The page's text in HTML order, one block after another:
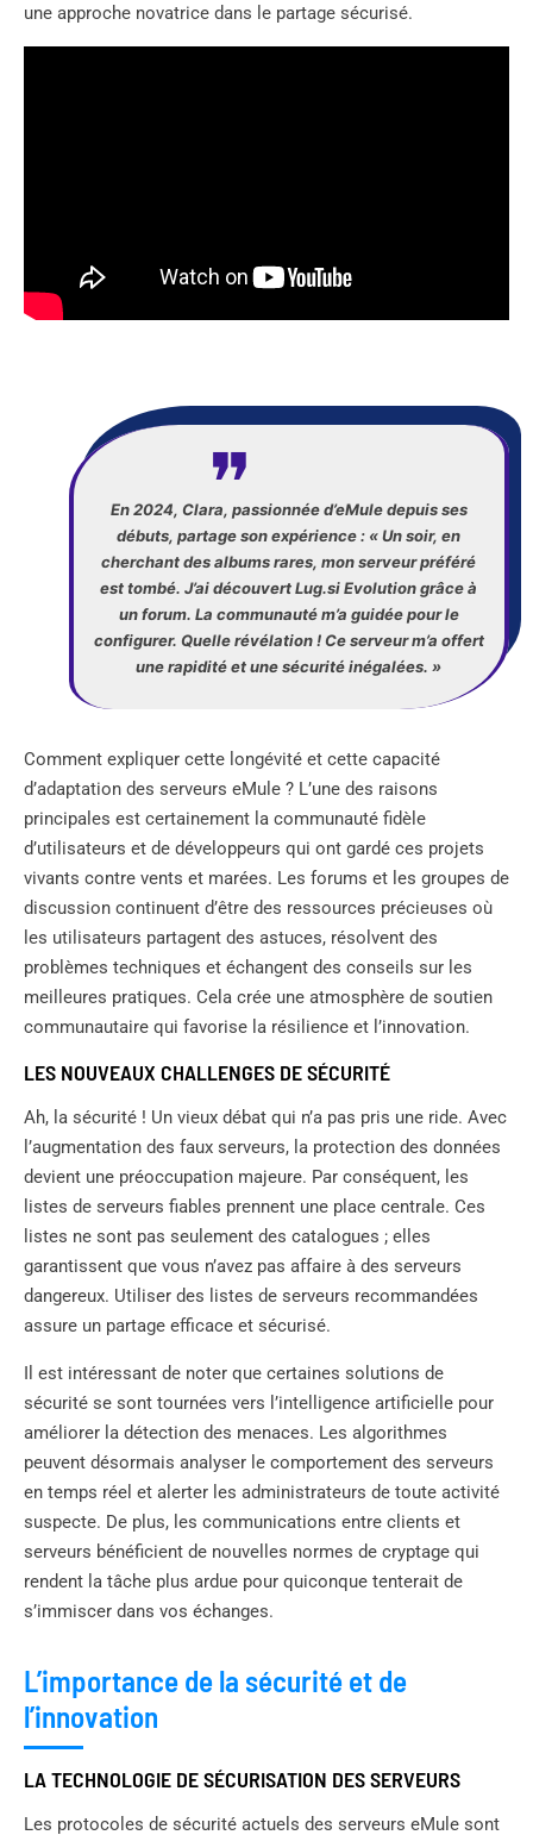
une approche novatrice dans le partage sécurisé.
En 2024, Clara, passionnée d’eMule depuis ses
débuts, partage son expérience : « Un soir, en
cherchant des albums rares, mon serveur préféré
est tombé. J’ai découvert Lug.si Evolution grâce à
un forum. La communauté m’a guidée pour le
configurer. Quelle révélation ! Ce serveur m’a offert
une rapidité et une sécurité inégalées. »
Comment expliquer cette longévité et cette capacité
d’adaptation des serveurs eMule ? L’une des raisons
principales est certainement la communauté fidèle
d’utilisateurs et de développeurs qui ont gardé ces projets
vivants contre vents et marées. Les forums et les groupes de
discussion continuent d’être des ressources précieuses où
les utilisateurs partagent des astuces, résolvent des
problèmes techniques et échangent des conseils sur les
meilleures pratiques. Cela crée une atmosphère de soutien
communautaire qui favorise la résilience et l’innovation.
LES NOUVEAUX CHALLENGES DE SÉCURITÉ
Ah, la sécurité ! Un vieux débat qui n’a pas pris une ride. Avec
l’augmentation des faux serveurs, la protection des données
devient une préoccupation majeure. Par conséquent, les
listes de serveurs fiables prennent une place centrale. Ces
listes ne sont pas seulement des catalogues ; elles
garantissent que vous n’avez pas affaire à des serveurs
dangereux. Utiliser des listes de serveurs recommandées
assure un partage efficace et sécurisé.
Il est intéressant de noter que certaines solutions de
sécurité se sont tournées vers l’intelligence artificielle pour
améliorer la détection des menaces. Les algorithmes
peuvent désormais analyser le comportement des serveurs
en temps réel et alerter les administrateurs de toute activité
suspecte. De plus, les communications entre clients et
serveurs bénéficient de nouvelles normes de cryptage qui
rendent la tâche plus ardue pour quiconque tenterait de
s’immiscer dans vos échanges.
L’importance de la sécurité et de
l’innovation
LA TECHNOLOGIE DE SÉCURISATION DES SERVEURS
Les protocoles de sécurité actuels des serveurs eMule sont